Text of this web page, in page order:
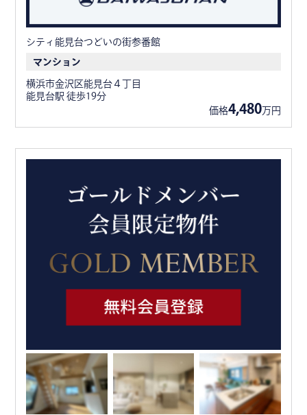
シティ能見台つどいの街参番館
マンション
横浜市金沢区能見台４丁目
能見台駅 徒歩19分
価格4,480万円